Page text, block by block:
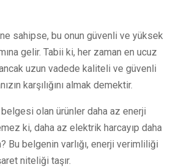
sahipse, bu onun güvenli ve yüksek
gelir. Tabii ki, her zaman en ucuz
uzun vadede kaliteli ve güvenli
karşılığını almak demektir.
belgesi olan ürünler daha az enerji
ki, daha az elektrik harcayıp daha
Bu belgenin varlığı, enerji verimliliği
niteliği taşır.